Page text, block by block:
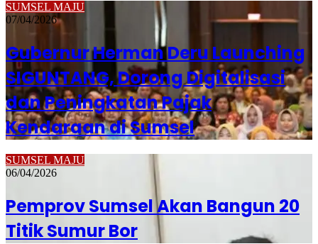
SUMSEL MAJU
07/04/2026
Gubernur Herman Deru Launching
SIGUNTANG, Dorong Digitalisasi
dan Peningkatan Pajak
Kendaraan di Sumsel
SUMSEL MAJU
06/04/2026
Pemprov Sumsel Akan Bangun 20
Titik Sumur Bor